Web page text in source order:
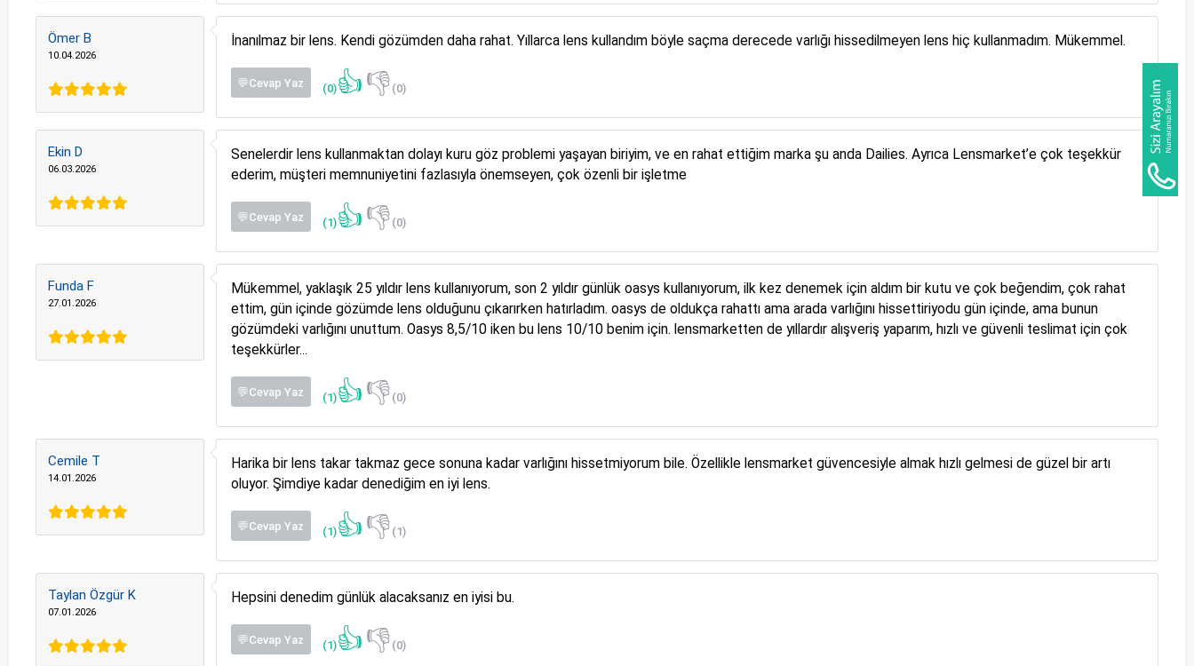
Ömer B
10.04.2026
İnanılmaz bir lens. Kendi gözümden daha rahat. Yıllarca lens kullandım böyle saçma derecede varlığı hissedilmeyen lens hiç kullanmadım. Mükemmel.
💬Cevap Yaz (0)👍👎 (0)
Ekin D
06.03.2026
Senelerdir lens kullanmaktan dolayı kuru göz problemi yaşayan biriyim, ve en rahat ettiğim marka şu anda Dailies. Ayrıca Lensmarket’e çok teşekkür
ederim, müşteri memnuniyetini fazlasıyla önemseyen, çok özenli bir işletme
💬Cevap Yaz (1)👍👎 (0)
Funda F
27.01.2026
Mükemmel, yaklaşık 25 yıldır lens kullanıyorum, son 2 yıldır günlük oasys kullanıyorum, ilk kez denemek için aldım bir kutu ve çok beğendim, çok rahat
ettim, gün içinde gözümde lens olduğunu çıkarırken hatırladım. oasys de oldukça rahattı ama arada varlığını hissettiriyodu gün içinde, ama bunun
gözümdeki varlığını unuttum. Oasys 8,5/10 iken bu lens 10/10 benim için. lensmarketten de yıllardır alışveriş yaparım, hızlı ve güvenli teslimat için çok
teşekkürler...
💬Cevap Yaz (1)👍👎 (0)
Cemile T
14.01.2026
Harika bir lens takar takmaz gece sonuna kadar varlığını hissetmiyorum bile. Özellikle lensmarket güvencesiyle almak hızlı gelmesi de güzel bir artı
oluyor. Şimdiye kadar denediğim en iyi lens.
💬Cevap Yaz (1)👍👎 (1)
Taylan Özgür K
07.01.2026
Hepsini denedim günlük alacaksanız en iyisi bu.
💬Cevap Yaz (1)👍👎 (0)